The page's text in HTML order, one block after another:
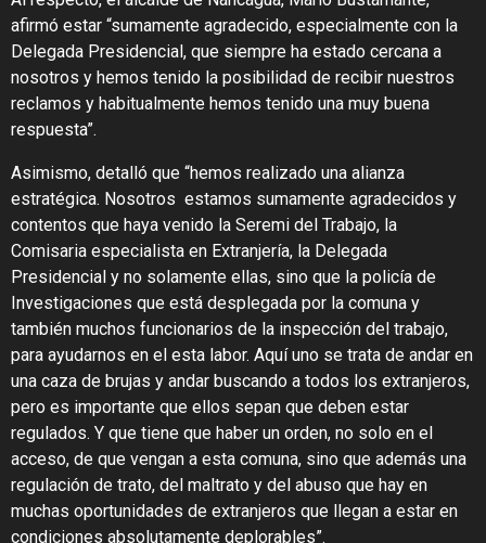
afirmó estar “sumamente agradecido, especialmente con la
Delegada Presidencial, que siempre ha estado cercana a
nosotros y hemos tenido la posibilidad de recibir nuestros
reclamos y habitualmente hemos tenido una muy buena
respuesta”.
Asimismo, detalló que “hemos realizado una alianza
estratégica. Nosotros estamos sumamente agradecidos y
contentos que haya venido la Seremi del Trabajo, la
Comisaria especialista en Extranjería, la Delegada
Presidencial y no solamente ellas, sino que la policía de
Investigaciones que está desplegada por la comuna y
también muchos funcionarios de la inspección del trabajo,
para ayudarnos en el esta labor. Aquí uno se trata de andar en
una caza de brujas y andar buscando a todos los extranjeros,
pero es importante que ellos sepan que deben estar
regulados. Y que tiene que haber un orden, no solo en el
acceso, de que vengan a esta comuna, sino que además una
regulación de trato, del maltrato y del abuso que hay en
muchas oportunidades de extranjeros que llegan a estar en
condiciones absolutamente deplorables”.